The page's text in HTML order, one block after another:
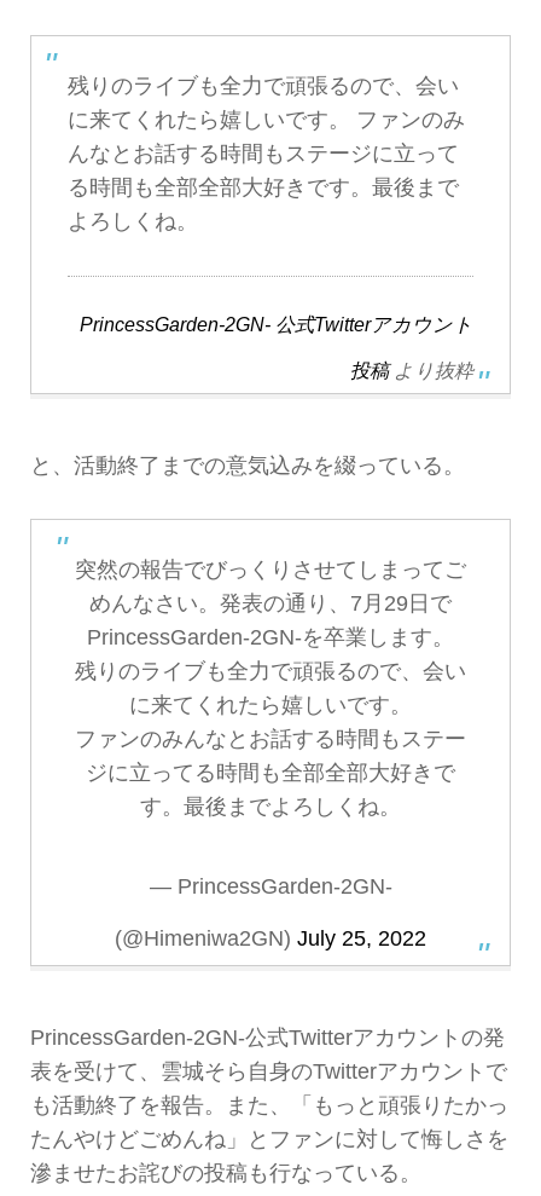
残りのライブも全力で頑張るので、会い
に来てくれたら嬉しいです。 ファンのみ
んなとお話する時間もステージに立って
る時間も全部全部大好きです。最後まで
よろしくね。
PrincessGarden-2GN- 公式Twitterアカウント
投稿より抜粋
と、活動終了までの意気込みを綴っている。
突然の報告でびっくりさせてしまってご
めんなさい。発表の通り、7月29日で
PrincessGarden-2GN-を卒業します。
残りのライブも全力で頑張るので、会い
に来てくれたら嬉しいです。
ファンのみんなとお話する時間もステー
ジに立ってる時間も全部全部大好きで
す。最後までよろしくね。
— PrincessGarden-2GN-
(@Himeniwa2GN) July 25, 2022
PrincessGarden-2GN-公式Twitterアカウントの発
表を受けて、雲城そら自身のTwitterアカウントで
も活動終了を報告。また、「もっと頑張りたかっ
たんやけどごめんね」とファンに対して悔しさを
滲ませたお詫びの投稿も行なっている。